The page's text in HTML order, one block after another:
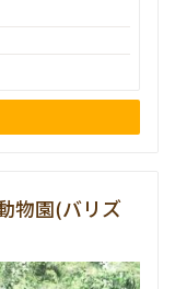
物園(バリズ